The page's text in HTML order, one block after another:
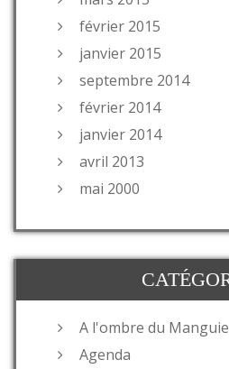
février 2015
janvier 2015
septembre 2014
février 2014
janvier 2014
avril 2013
mai 2000
A l'ombre du
Agenda